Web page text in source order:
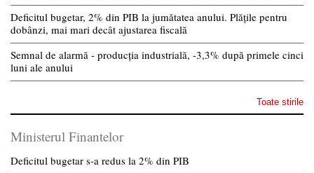
Deficitul bugetar, 2% din PIB la jumătatea anului. Plățile pentru
dobânzi, mai mari decât ajustarea fiscală
Semnal de alarmă - producția industrială, -3,3% după primele cinci
luni ale anului
Toate stirile
Ministerul Finantelor
Deficitul bugetar s-a redus la 2% din PIB